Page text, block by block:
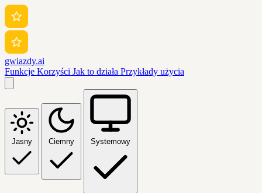
gwiazdy.ai
Funkcje Korzyści Jak to działa Przykłady użycia
Jasny Ciemny Systemowy